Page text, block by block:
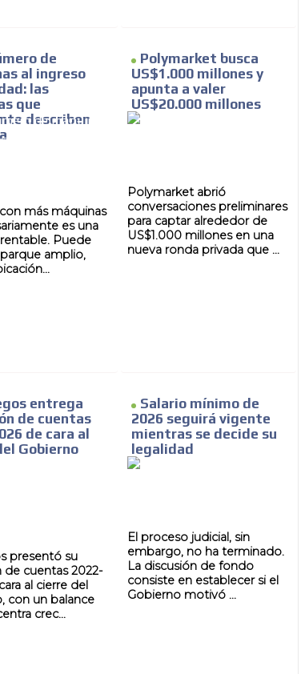
de
al ingreso
las
que
describen
más máquinas
es una
Puede
amplio,
Polymarket busca
US$1.000 millones y
apunta a valer
US$20.000 millones
Polymarket abrió
conversaciones preliminares
para captar alrededor de
US$1.000 millones en una
nueva ronda privada que ...
entrega
de cuentas
de cara al
Gobierno
presentó su
de cuentas 2022-
al cierre del
con un balance
crec...
Salario mínimo de
2026 seguirá vigente
mientras se decide su
legalidad
El proceso judicial, sin
embargo, no ha terminado.
La discusión de fondo
consiste en establecer si el
Gobierno motivó ...